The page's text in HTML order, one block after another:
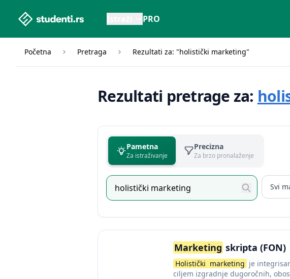
studenti.rs home page PRO
Početna Pretraga Rezultati za: "holistički marketing"
Rezultati pretrage za:
Pametna
Za istraživanje
Precizna
Za brzo pronalaženje
Svi
Marketing skripta (FON)
Holistički marketing je
ciljem izgradnje dugoročnih,